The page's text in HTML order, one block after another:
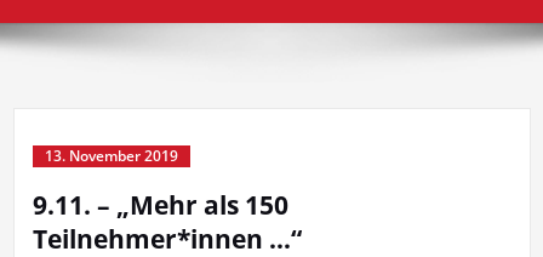
13. November 2019
9.11. – „Mehr als 150
Teilnehmer*innen …“